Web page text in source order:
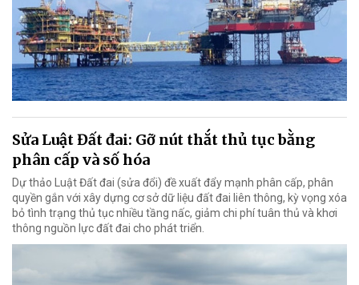
Sửa Luật Đất đai: Gỡ nút thắt thủ tục bằng
phân cấp và số hóa
Dự thảo Luật Đất đai (sửa đổi) đề xuất đẩy mạnh phân cấp, phân
quyền gắn với xây dựng cơ sở dữ liệu đất đai liên thông, kỳ vọng xóa
bỏ tình trạng thủ tục nhiều tầng nấc, giảm chi phí tuân thủ và khơi
thông nguồn lực đất đai cho phát triển.